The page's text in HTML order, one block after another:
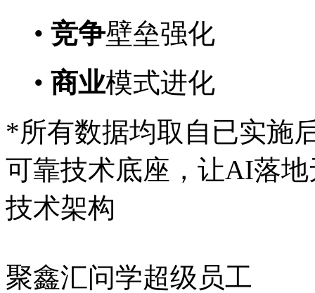
• 竞争壁垒强化
• 商业模式进化
*所有数据均取自已实施
可靠技术底座，让AI落
技术架构
聚鑫汇问学超级员工